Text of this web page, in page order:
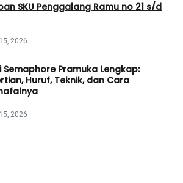
SKU Penggalang Ramu no 21 s/d
2026
Semaphore Pramuka Lengkap:
Huruf, Teknik, dan Cara
2026